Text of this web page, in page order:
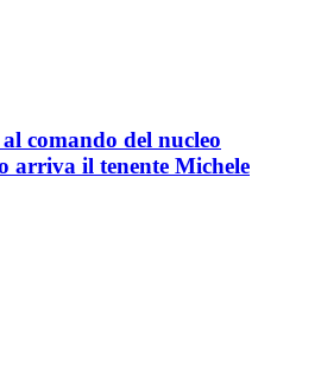
comando del nucleo
arriva il tenente Michele